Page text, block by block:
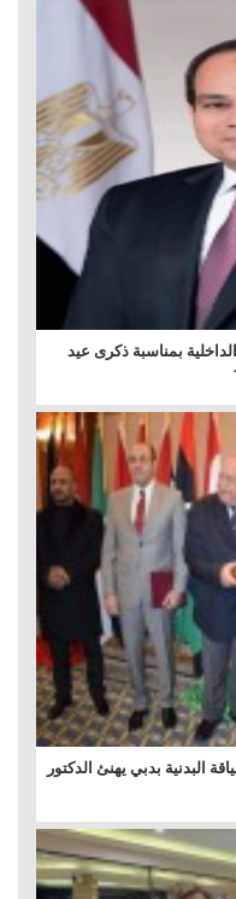
بمناسبة ذكرى عيد
البدنية بدبي يهنئ الدكتور